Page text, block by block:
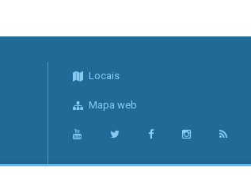
Locais
Mapa web